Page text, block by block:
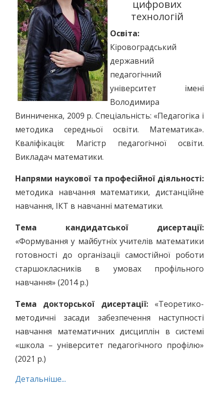
цифрових
технологій
Освіта:
Кіровоградський
державний
педагогічний
університет імені
Володимира
Винниченка, 2009 р. Спеціальність: «Педагогіка і
методика середньої освіти. Математика».
Кваліфікація: Магістр педагогічної освіти.
Викладач математики.
Напрями наукової та професійної діяльності:
методика навчання математики, дистанційне
навчання, ІКТ в навчанні математики.
Тема кандидатської дисертації:
«Формування у майбутніх учителів математики
готовності до організації самостійної роботи
старшокласників в умовах профільного
навчання» (2014 р.)
Тема докторської дисертації: «Теоретико-
методичні засади забезпечення наступності
навчання математичних дисциплін в системі
«школа – університет педагогічного профілю»
(2021 р.)
Детальніше...